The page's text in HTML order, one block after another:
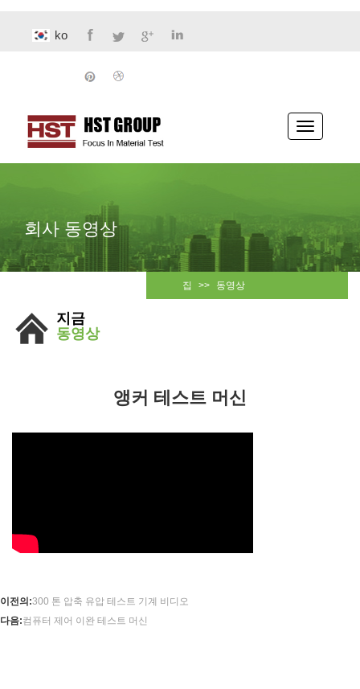
ko
전
환
회사 동영상
집 >> 동영상
지금
동영상
앵커 테스트 머신
이전의:300 톤 압축 유압 테스트 기계 비디오
다음:컴퓨터 제어 이완 테스트 머신